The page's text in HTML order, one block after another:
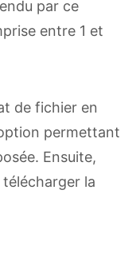
par ce
entre 1 et
de fichier en
permettant
Ensuite,
télécharger la